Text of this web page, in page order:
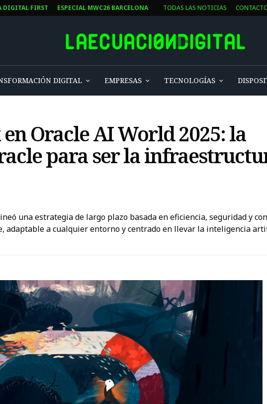
DIGITAL FIRST ESPECIAL MWC26 BARCELONA TODAS LAS NOTICIAS
DIGITAL EMPRESAS TECNOLOGÍAS
Oracle AI World 2025: la
para ser la
una estrategia de largo plazo basada en eficiencia, seguridad y
adaptable a cualquier entorno y centrado en llevar la inteligencia